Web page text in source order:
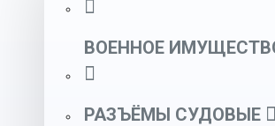
ВОЕННОЕ
РАЗЪЁМЫ СУДОВЫЕ